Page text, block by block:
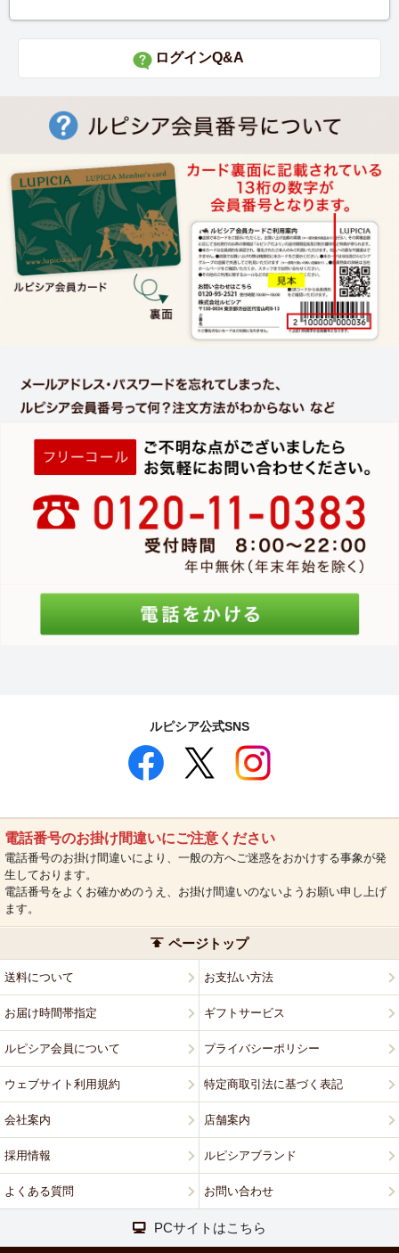
ルピシア公式SNS
電話番号のお掛け間違いにご注意ください
電話番号のお掛け間違いにより、一般の方へご迷惑をおかけする事象が発
生しております。
電話番号をよくお確かめのうえ、お掛け間違いのないようお願い申し上げ
ます。
ページトップ
送料について お支払い方法
お届け時間帯指定 ギフトサービス
ルピシア会員について プライバシーポリシー
ウェブサイト利用規約 特定商取引法に基づく表記
会社案内 店舗案内
採用情報 ルピシアブランド
よくある質問 お問い合わせ
PCサイトはこちら